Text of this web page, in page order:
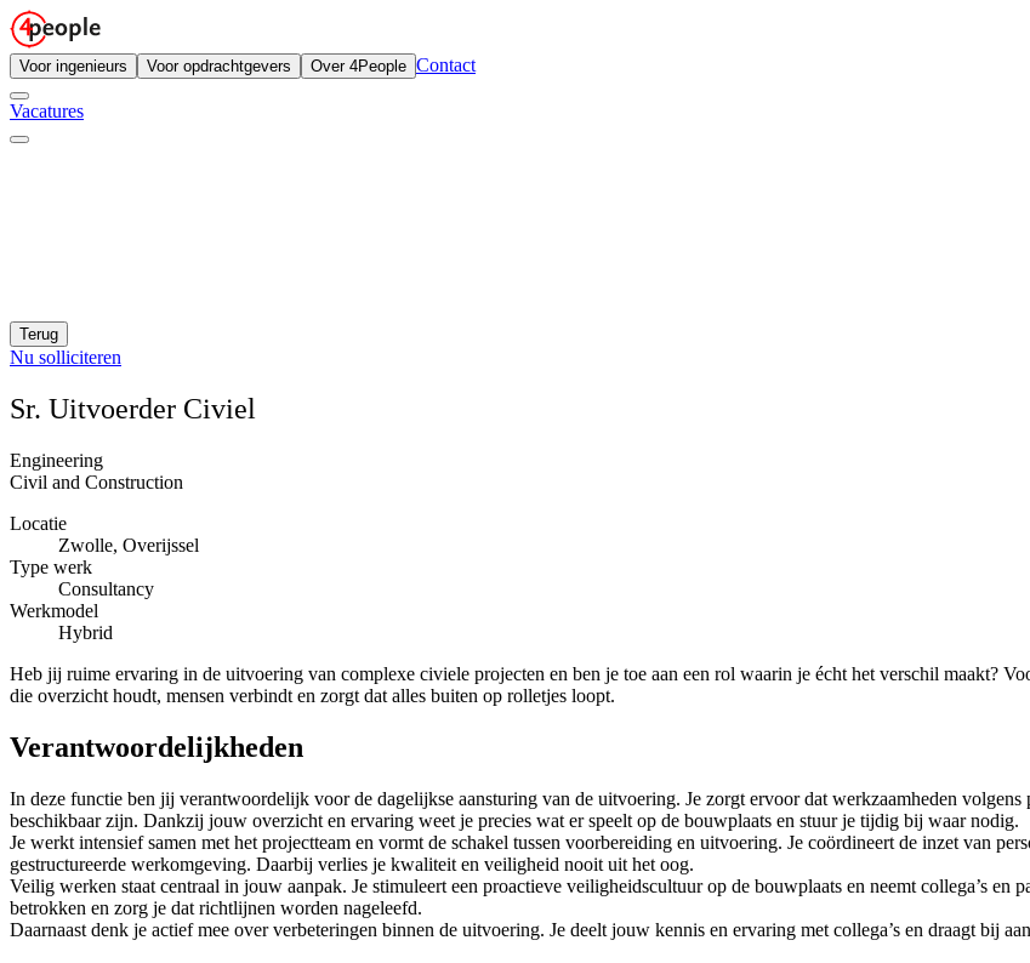
Voor ingenieurs Voor opdrachtgevers Over 4People Contact
Vacatures
Terug
Nu solliciteren
Sr. Uitvoerder Civiel
Engineering
Civil and Construction
Locatie
Zwolle, Overijssel
Type werk
Consultancy
Werkmodel
Hybrid
Heb jij ruime ervaring in de uitvoering van complexe civiele projecten en ben je toe aan een rol waarin je écht het verschil maakt?
die overzicht houdt, mensen verbindt en zorgt dat alles buiten op rolletjes loopt.
Verantwoordelijkheden
In deze functie ben jij verantwoordelijk voor de dagelijkse aansturing van de uitvoering. Je zorgt ervoor dat werkzaamheden
beschikbaar zijn. Dankzij jouw overzicht en ervaring weet je precies wat er speelt op de bouwplaats en stuur je tijdig bij waar nodig.
Je werkt intensief samen met het projectteam en vormt de schakel tussen voorbereiding en uitvoering. Je coördineert de inzet van
gestructureerde werkomgeving. Daarbij verlies je kwaliteit en veiligheid nooit uit het oog.
Veilig werken staat centraal in jouw aanpak. Je stimuleert een proactieve veiligheidscultuur op de bouwplaats en neemt collega’s
betrokken en zorg je dat richtlijnen worden nageleefd.
Daarnaast denk je actief mee over verbeteringen binnen de uitvoering. Je deelt jouw kennis en ervaring met collega’s en draagt bij